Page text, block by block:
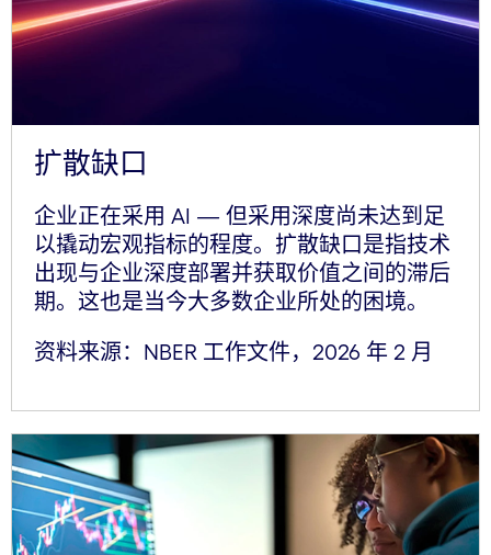
扩散缺口
企业正在采用 AI — 但采用深度尚未达到足
以撬动宏观指标的程度。扩散缺口是指技术
出现与企业深度部署并获取价值之间的滞后
期。这也是当今大多数企业所处的困境。
资料来源：NBER 工作文件，2026 年 2 月